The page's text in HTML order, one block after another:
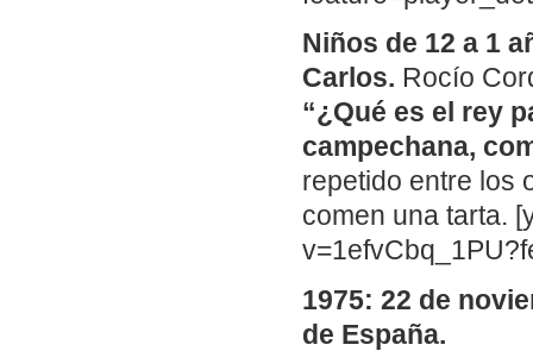
Niños de 12 a 1
Carlos. Rocío
“¿Qué es el rey
campechana,
repetido entre los
comen una tarta.
1975: 22 de
de España.